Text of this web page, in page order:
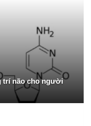
trí não cho người